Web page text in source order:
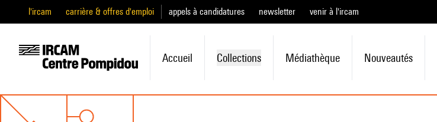
l'ircam carrière & offres d'emploi appels à candidatures newsletter venir à l'ircam
Accueil Collections Médiathèque Nouveautés